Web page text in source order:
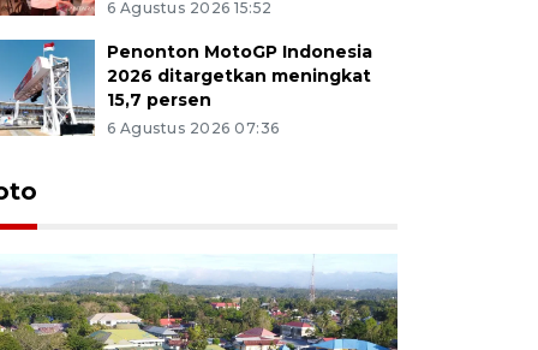
6 Agustus 2026 15:52
Penonton MotoGP Indonesia
2026 ditargetkan meningkat
15,7 persen
6 Agustus 2026 07:36